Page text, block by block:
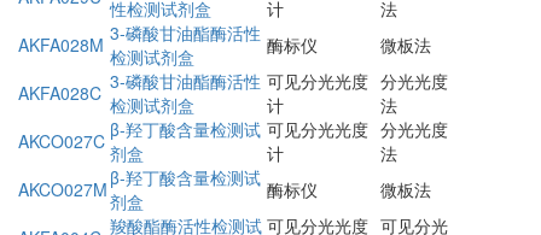
性检测试剂盒
计
法
AKFA028M 3-磷酸甘油酯酶活性
检测试剂盒
酶标仪
微板法
AKFA028C 3-磷酸甘油酯酶活性
检测试剂盒
可见分光光度
计
分光光度
法
AKCO027C β-羟丁酸含量检测试
剂盒
可见分光光度
计
分光光度
法
AKCO027M β-羟丁酸含量检测试
剂盒
酶标仪
微板法
羧酸酯酶活性检测试 可见分光光度 可见分光